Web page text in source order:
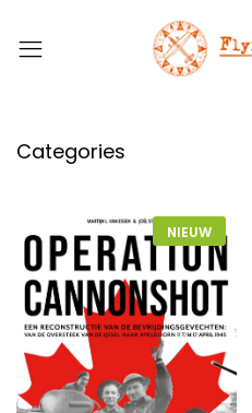
Categories
NIEUW